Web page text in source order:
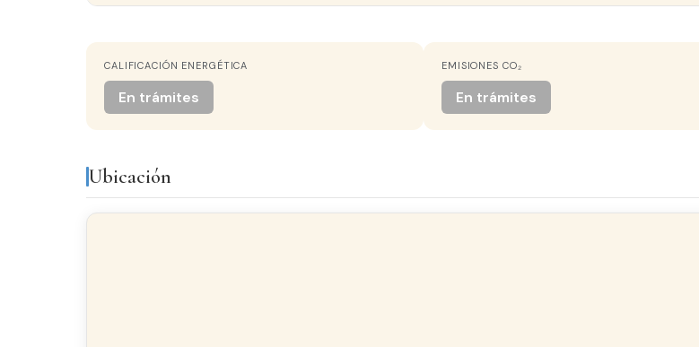
ORIENTACIÓN
Sur
CALEFACCIÓN
Gas natural
CALIFICACIÓN ENERGÉTICA
En trámites
EMISIONES CO₂
En trámites
Ubicación